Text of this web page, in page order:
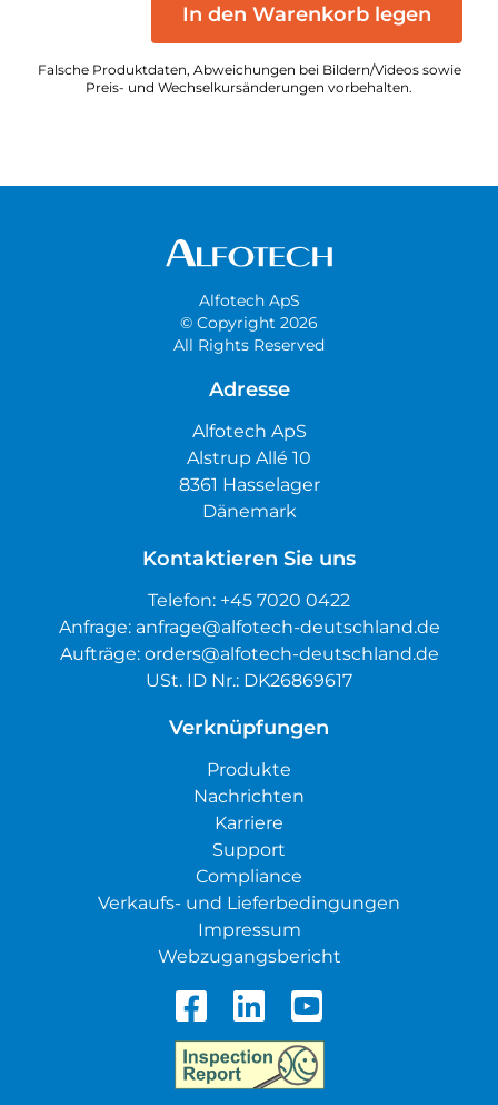
In den Warenkorb legen
Falsche Produktdaten, Abweichungen bei Bildern/Videos sowie
Preis- und Wechselkursänderungen vorbehalten.
Alfotech ApS
© Copyright 2026
All Rights Reserved
Adresse
Alfotech ApS
Alstrup Allé 10
8361 Hasselager
Dänemark
Kontaktieren Sie uns
Telefon: +45 7020 0422
Anfrage: anfrage@alfotech-deutschland.de
Aufträge: orders@alfotech-deutschland.de
USt. ID Nr.: DK26869617
Verknüpfungen
Produkte
Nachrichten
Karriere
Support
Compliance
Verkaufs- und Lieferbedingungen
Impressum
Webzugangsbericht